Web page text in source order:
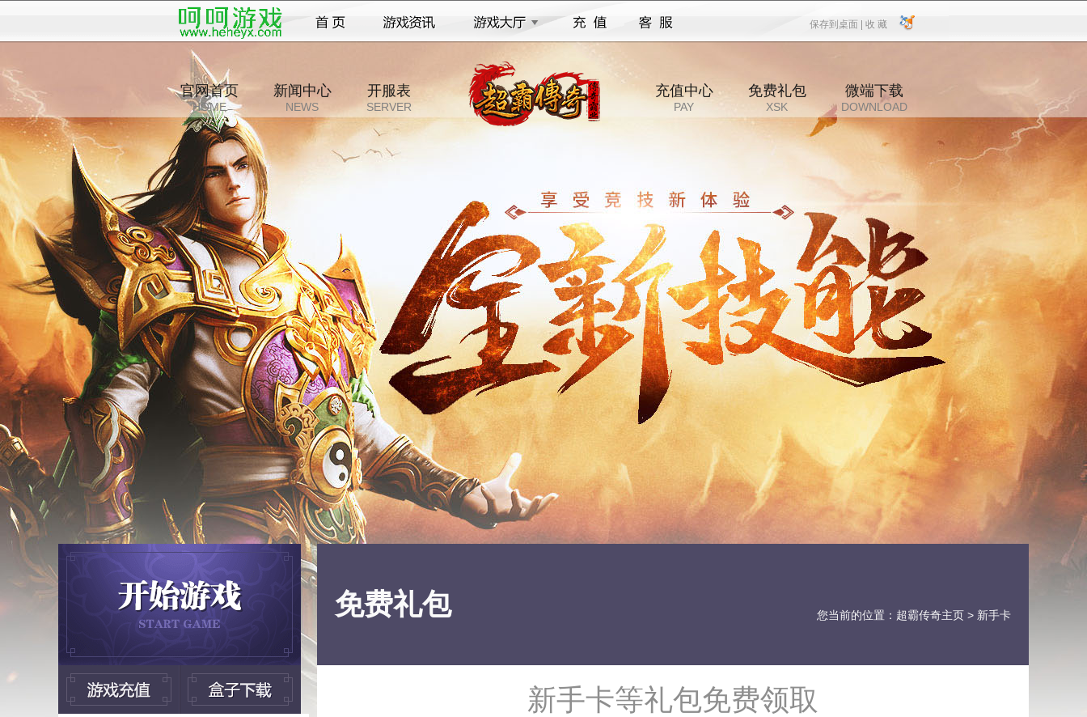
保存到桌面 |
保存到桌面 收 藏
收 藏
官网首页
HOME
新闻中心
NEWS
开服表
SERVER
充值中心
PAY
免费礼包
XSK
微端下载
DOWNLOAD
免费礼包 您当前的位置： 超霸传奇主页 > 新手卡
新手卡等礼包免费领取